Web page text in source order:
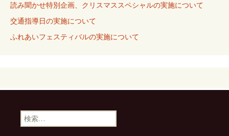
読み聞かせ特別企画、クリスマススペシャルの実施について
交通指導日の実施について
ふれあいフェスティバルの実施について
検
索: